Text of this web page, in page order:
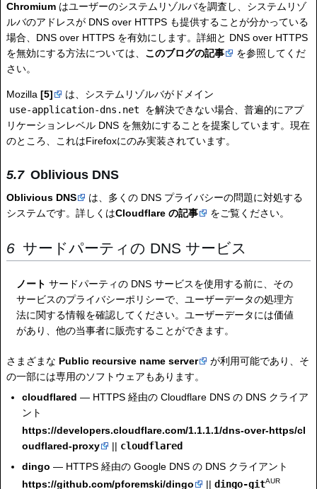
Chromium はユーザーのシステムリゾルバを調査し、システムリゾ
ルバのアドレスが DNS over HTTPS も提供することが分かっている
場合、DNS over HTTPS を有効にします。詳細と DNS over HTTPS
を無効にする方法については、 このブログの記事
を参照してくだ
さい。
Mozilla [5]
は、システムリゾルバがドメイン
use-application-dns.net
を解決できない場合、普遍的にアプ
リケーションレベル DNS を無効にすることを提案しています。現在
のところ、これはFirefoxにのみ実装されています。
Oblivious DNS
Oblivious DNS
は、多くの DNS プライバシーの問題に対処する
システムです。詳しくはCloudflare の記事 をご覧ください。
サードパーティの DNS サービス
ノート サードパーティの DNS サービスを使用する前に、その
サービスのプライバシーポリシーで、ユーザーデータの処理方
法に関する情報を確認してください。ユーザーデータには価値
があり、他の当事者に販売することができます。
さまざまな Public recursive name server
が利用可能であり、そ
の一部には専用のソフトウェアもあります。
cloudflared — HTTPS 経由の Cloudflare DNS の DNS クライア
ント
https://developers.cloudflare.com/1.1.1.1/dns-over-https/cl
oudflared-proxy
|| cloudflared
dingo — HTTPS 経由の Google DNS の DNS クライアント
https://github.com/pforemski/dingo
||dingo-gitAUR